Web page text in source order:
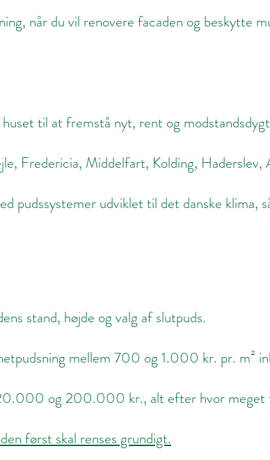
når du vil renovere facaden og beskytte
til at fremstå nyt, rent og
Fredericia, Middelfart, Kolding, Haderslev,
pudssystemer udviklet til det danske klima,
stand, højde og valg af slutpuds.
mellem 700 og 1.000 kr. pr. m²
og 200.000 kr., alt efter hvor meget
først skal renses grundigt.